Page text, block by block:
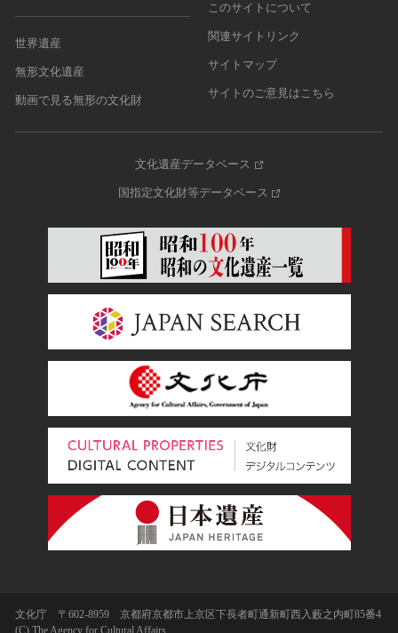
世界遺産
無形文化遺産
動画で見る無形の文化財
このサイトについて
関連サイトリンク
サイトマップ
サイトのご意見はこちら
文化遺産データベース
国指定文化財等データベース
文化庁 〒602-8959 京都府京都市上京区下長者町通新町西入藪之内町85番4
(C) The Agency for Cultural Affairs